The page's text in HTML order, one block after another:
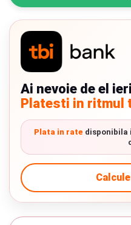
Informatii companie
Despre noi
Blog
Depozit
Q & A
Branduri
Ai nevoie de el
Platesti in ritmul
Plata in ratedisponibila
Livrare prin curier in